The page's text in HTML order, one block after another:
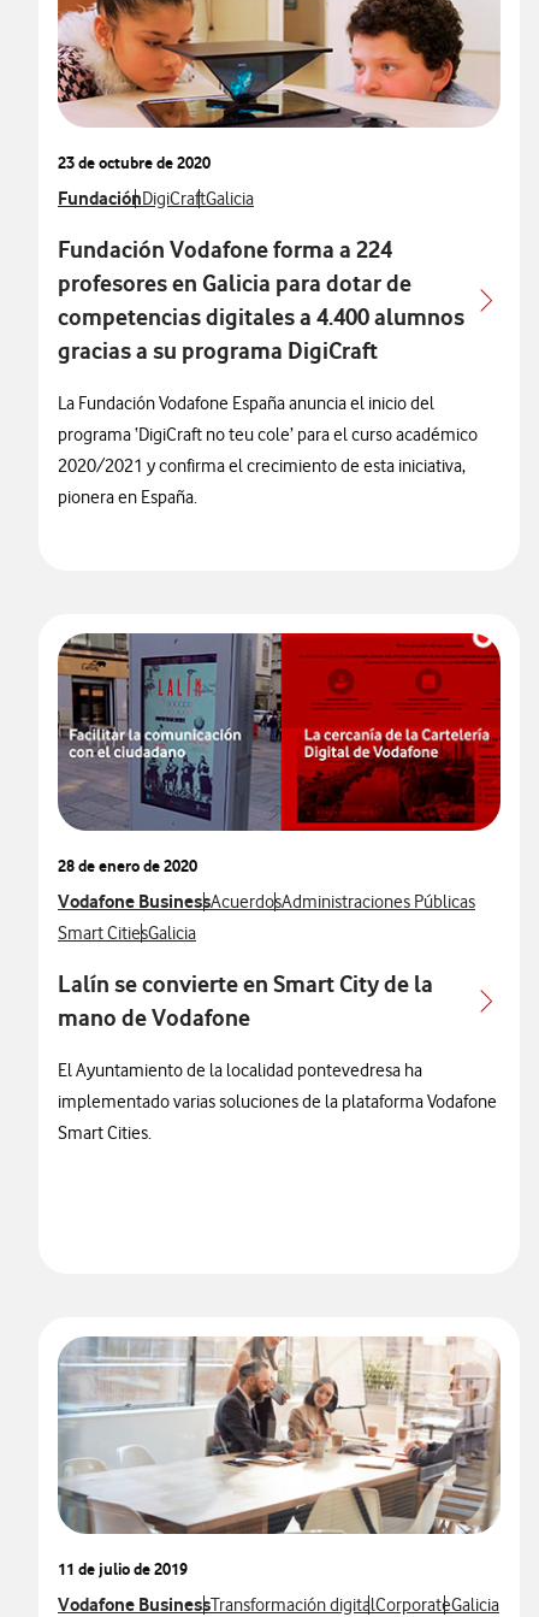
23 de octubre de 2020
Ver más notas de prensa relacionados con
FundaciónVer más notas de prensa relacionados con
DigiCraftVer más notas de prensa relacionados con
Galicia
Fundación Vodafone forma a 224
profesores en Galicia para dotar de
competencias digitales a 4.400 alumnos
gracias a su programa DigiCraft
La Fundación Vodafone España anuncia el inicio del
programa ‘DigiCraft no teu cole’ para el curso académico
2020/2021 y confirma el crecimiento de esta iniciativa,
pionera en España.
28 de enero de 2020
Ver más notas de prensa relacionados con
Vodafone BusinessVer más notas de prensa relacionados con
AcuerdosVer más notas de prensa
Administraciones Públicas
Ver más notas de prensa relacionados con
Smart CitiesVer más notas de prensa relacionados con
Galicia
Lalín se convierte en Smart City de la
mano de Vodafone
El Ayuntamiento de la localidad pontevedresa ha
implementado varias soluciones de la plataforma Vodafone
Smart Cities.
11 de julio de 2019
Ver más notas de prensa relacionados con
Vodafone BusinessVer más notas de prensa relacionados con
Transformación digitalVer más notas de
CorporateVer más
Galicia